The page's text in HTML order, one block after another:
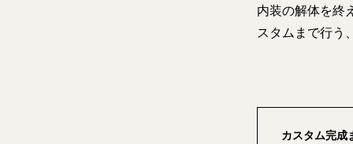
内装の解体を終
スタムまで行う
カスタム完成